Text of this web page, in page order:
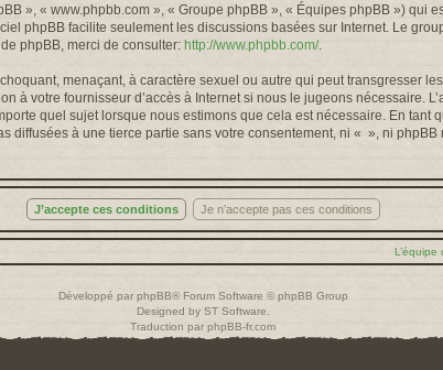
», « www.phpbb.com », « Groupe phpBB », « Équipes phpBB ») qui
phpBB facilite seulement les discussions basées sur Internet. Le
phpBB, merci de consulter: http://www.phpbb.com/.
menaçant, à caractère sexuel ou autre qui peut transgresser
à votre fournisseur d’accès à Internet si nous le jugeons nécessaire.
quel sujet lorsque nous estimons que cela est nécessaire. En tant
à une tierce partie sans votre consentement, ni « », ni
L’équipe
Développé parphpBB® Forum Software © phpBB Group
Designed by ST Software
Traduction par phpBB-fr.com